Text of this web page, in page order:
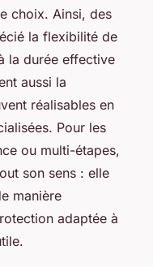
choix. Ainsi, des
la flexibilité de
la durée effective
aussi la
réalisables en
Pour les
ou multi-étapes,
son sens : elle
manière
adaptée à